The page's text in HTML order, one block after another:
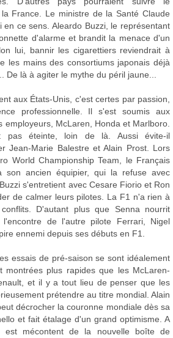
France. Le ministre de la Santé Claude
en ce sens. Aleardo Buzzi, le représentant
d'alarme et brandit la menace d'un
lui, bannir les cigarettiers reviendrait à
les mains des consortiums japonais déjà
De là à agiter le mythe du péril jaune...
aux États-Unis, c'est certes par passion,
professionnelle. Il s'est soumis aux
employeurs, McLaren, Honda et Marlboro.
pas éteinte, loin de là. Aussi évite-il
Jean-Marie Balestre et Alain Prost. Lors
World Championship Team, le Français
son ancien équipier, qui la refuse avec
s'entretient avec Cesare Fiorio et Ron
de calmer leurs pilotes. La F1 n'a rien à
D'autant plus que Senna nourrit
de l'autre pilote Ferrari, Nigel
ennemi depuis ses débuts en F1.
essais de pré-saison se sont idéalement
montrées plus rapides que les McLaren-
et il y a tout lieu de penser que les
prétendre au titre mondial. Alain
décrocher la couronne mondiale dès sa
et fait étalage d'un grand optimisme. A
est mécontent de la nouvelle boîte de